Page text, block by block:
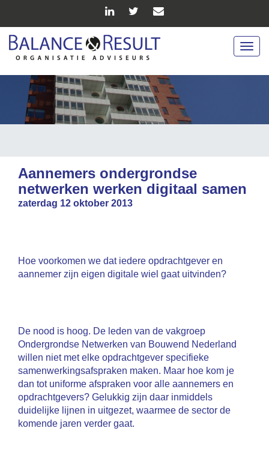
Aannemers ondergrondse
netwerken werken digitaal samen
zaterdag 12 oktober 2013
Hoe voorkomen we dat iedere opdrachtgever en
aannemer zijn eigen digitale wiel gaat uitvinden?
De nood is hoog. De leden van de vakgroep
Ondergrondse Netwerken van Bouwend Nederland
willen niet met elke opdrachtgever specifieke
samenwerkingsafspraken maken. Maar hoe kom je
dan tot uniforme afspraken voor alle aannemers en
opdrachtgevers? Gelukkig zijn daar inmiddels
duidelijke lijnen in uitgezet, waarmee de sector de
komende jaren verder gaat.